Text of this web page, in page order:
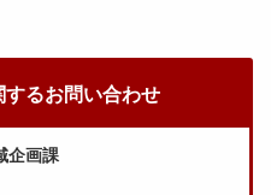
するお問い合わせ
企画課